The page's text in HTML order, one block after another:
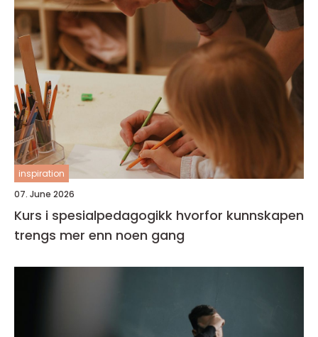
inspiration
07. June 2026
Kurs i spesialpedagogikk hvorfor kunnskapen
trengs mer enn noen gang